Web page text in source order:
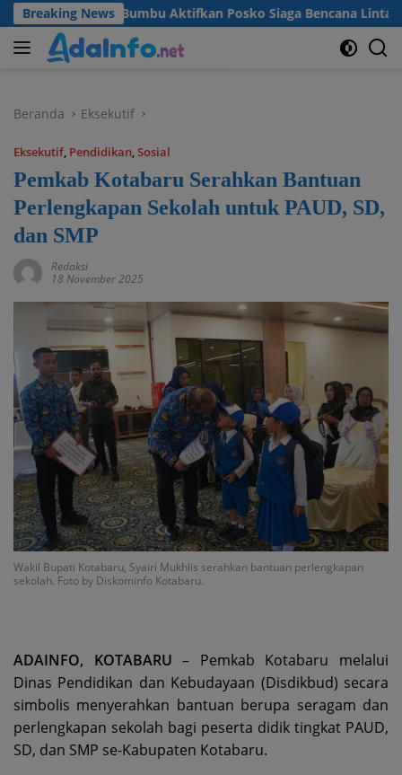
Langsung
ke
konten
Breaking News
Bumbu Aktifkan Posko Siaga Bencana Lintas Sektor
Beranda Eksekutif
Eksekutif, Pendidikan,Sosial
Pemkab Kotabaru Serahkan Bantuan
Perlengkapan Sekolah untuk PAUD, SD,
dan SMP
Redaksi
18 November 2025
Wakil Bupati Kotabaru, Syairi Mukhlis serahkan bantuan perlengkapan
sekolah. Foto by Diskominfo Kotabaru.
ADAINFO, KOTABARU – Pemkab Kotabaru melalui
Dinas Pendidikan dan Kebudayaan (Disdikbud) secara
simbolis menyerahkan bantuan berupa seragam dan
perlengkapan sekolah bagi peserta didik tingkat PAUD,
SD, dan SMP se-Kabupaten Kotabaru.